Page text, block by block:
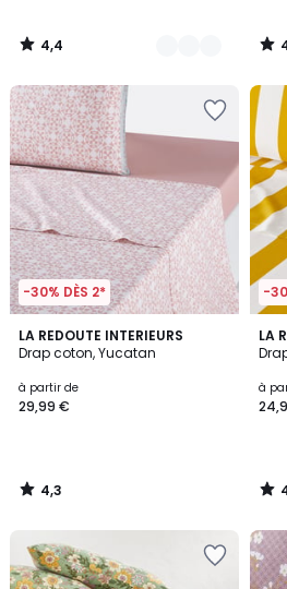
4,4
/
/
-30% DÈS 2*
LA REDOUTE INTERIEURS
Drap coton, Yucatan
à partir de
29,99 €
4,3
/ 5
4,3
/
-
LA
à
4,3
/ 5
/